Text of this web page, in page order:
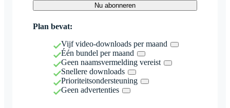
Nu abonneren
Plan bevat:
Vijf video-downloads per maand
Één bundel per maand
Geen naamsvermelding vereist
Snellere downloads
Prioriteitsondersteuning
Geen advertenties